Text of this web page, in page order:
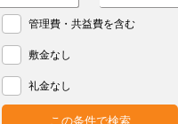
管理費・共益費を含む
敷金なし
礼金なし